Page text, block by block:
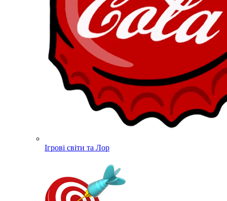
Ігрові світи та Лор